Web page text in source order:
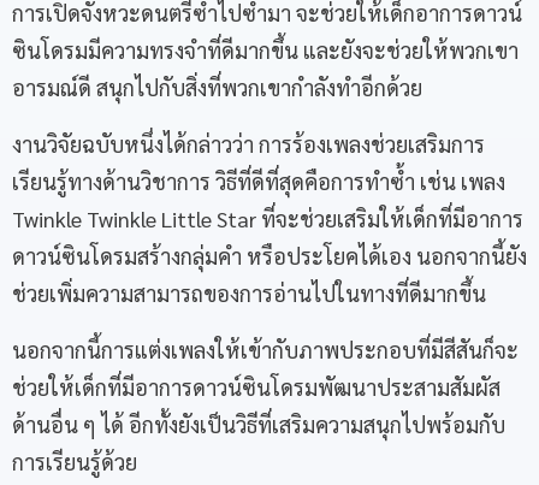
การเปิดจังหวะดนตรีซ้ำไปซ้ำมา จะช่วยให้เด็กอาการดาวน์
ซินโดรมมีความทรงจำที่ดีมากขึ้น และยังจะช่วยให้พวกเขา
อารมณ์ดี สนุกไปกับสิ่งที่พวกเขากำลังทำอีกด้วย
งานวิจัยฉบับหนึ่งได้กล่าวว่า การร้องเพลงช่วยเสริมการ
เรียนรู้ทางด้านวิชาการ วิธีที่ดีที่สุดคือการทำซ้ำ เช่น เพลง
Twinkle Twinkle Little Star ที่จะช่วยเสริมให้เด็กที่มีอาการ
ดาวน์ซินโดรมสร้างกลุ่มคำ หรือประโยคได้เอง นอกจากนี้ยัง
ช่วยเพิ่มความสามารถของการอ่านไปในทางที่ดีมากขึ้น
นอกจากนี้การแต่งเพลงให้เข้ากับภาพประกอบที่มีสีสันก็จะ
ช่วยให้เด็กที่มีอาการดาวน์ซินโดรมพัฒนาประสามสัมผัส
ด้านอื่น ๆ ได้ อีกทั้งยังเป็นวิธีที่เสริมความสนุกไปพร้อมกับ
การเรียนรู้ด้วย